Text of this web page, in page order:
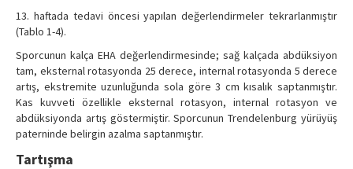
13. haftada tedavi öncesi yapılan değerlendirmeler tekrarlanmıştır
(Tablo 1-4).
Sporcunun kalça EHA değerlendirmesinde; sağ kalçada abdüksiyon
tam, eksternal rotasyonda 25 derece, internal rotasyonda 5 derece
artış, ekstremite uzunluğunda sola göre 3 cm kısalık saptanmıştır.
Kas kuvveti özellikle eksternal rotasyon, internal rotasyon ve
abdüksiyonda artış göstermiştir. Sporcunun Trendelenburg yürüyüş
paterninde belirgin azalma saptanmıştır.
Tartışma